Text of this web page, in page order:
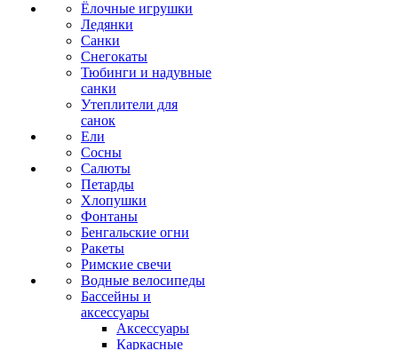
Ёлочные игрушки
Ледянки
Санки
Снегокаты
Тюбинги и надувные
санки
Утеплители для
санок
Ели
Сосны
Салюты
Петарды
Хлопушки
Фонтаны
Бенгальские огни
Ракеты
Римские свечи
Водные велосипеды
Бассейны и
аксессуары
Аксессуары
Каркасные